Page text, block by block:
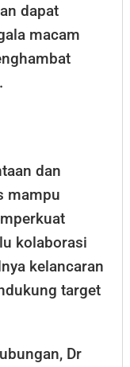
dapat
macam
dan
mampu
kolaborasi
kelancaran
target
Dr